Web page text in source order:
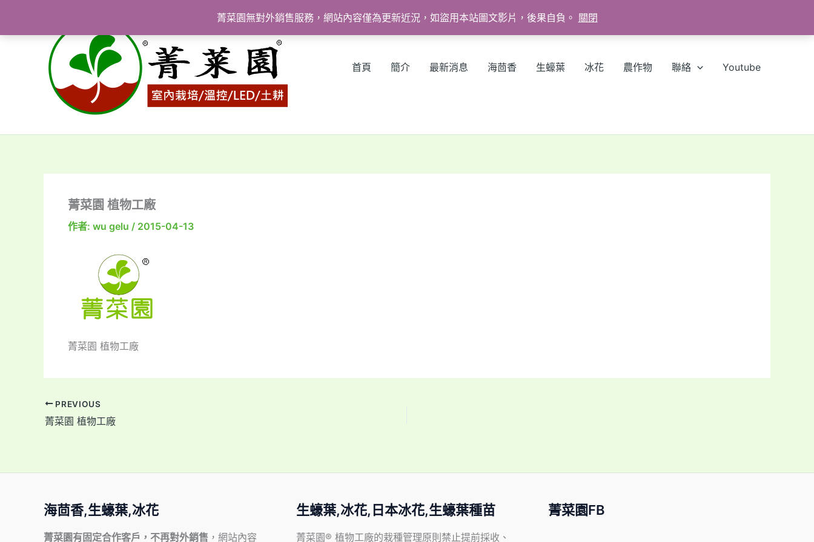
菁菜園無對外銷售服務，網站內容僅為更新近況，如盜用本站圖文影片，後果自負。 關閉
主
首頁 簡介 最新消息 海茴香 生蠔葉 冰花 農作物 聯絡 Youtube
菁菜園 植物工廠
作者: wu gelu / 2015-04-13
菁菜園 植物工廠
PREVIOUS
菁菜園 植物工廠
海茴香,生蠔葉,冰花
菁菜園有固定合作客戶，不再對外銷售 ，網站內容
生蠔葉,冰花,日本冰花,生蠔葉種苗
菁菜園® 植物工廠的栽種管理原則禁止提前採收、
菁菜園FB